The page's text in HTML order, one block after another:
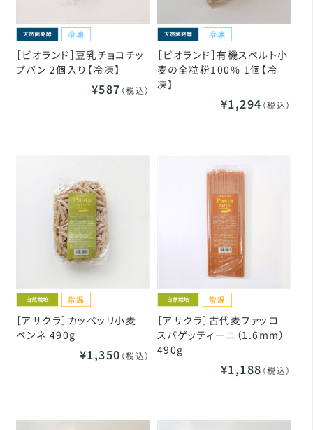
［ビオランド］豆乳チョコチッ
プパン 2個入り【冷凍】
¥587 （税込）
［ビオランド］有機スペルト小
麦の全粒粉100% 1個【冷
凍】
¥1,294 （税込）
［アサクラ］カッペッリ小麦
ペンネ 490g
¥1,350 （税込）
［アサクラ］古代麦ファッロ
スパゲッティーニ（1.6mm）
490g
¥1,188 （税込）